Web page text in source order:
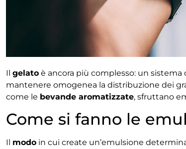
Il gelato è ancora più complesso: un
mantenere omogenea la distribuzione dei
come le bevande aromatizzate, sfruttano
Come si fanno le
Il modo in cui create un’emulsione